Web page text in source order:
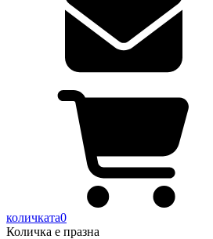
количката0
Количка е празна